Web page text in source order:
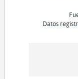
Datos